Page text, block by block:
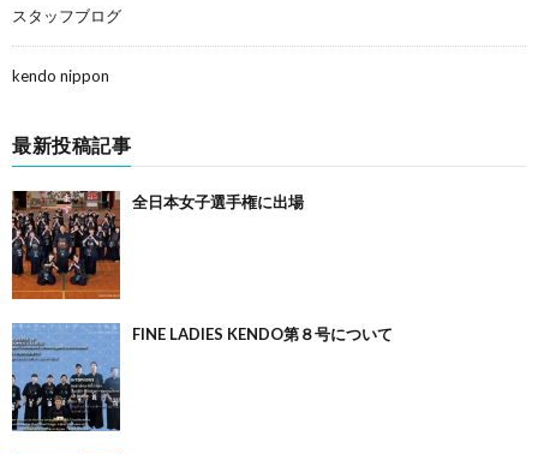
スタッフブログ
kendo nippon
最新投稿記事
全日本女子選手権に出場
FINE LADIES KENDO第８号について